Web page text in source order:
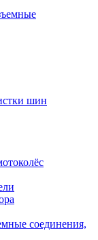
шин
соединения,